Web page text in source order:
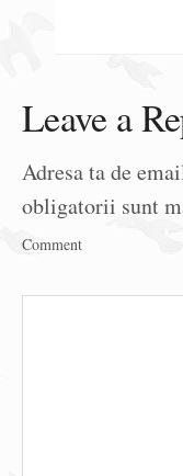
Leave a
Adresa ta de
obligatorii sunt
Comment